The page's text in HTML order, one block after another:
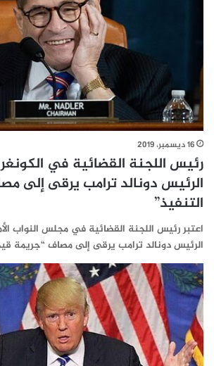
16 ديسمبر، 2019
رئيس اللجنة القضائية في
الرئيس دونالد ترامب يرقى إلى
التنفيذ”
اعتبر رئيس اللجنة القضائية في مجلس النواب
الرئيس دونالد ترامب يرقى إلى مصاف “جريمة